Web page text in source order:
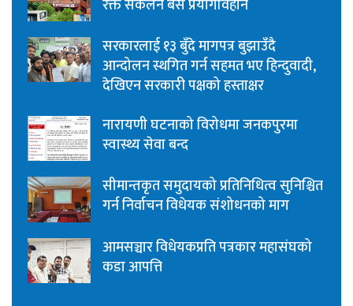
रक्त संकलन बस प्रयोगविहीन
सरकारलाई १३ बुँदे मागपत्र बुझाउँदै
आन्दोलन स्थगित गर्न सहमत भए हिन्दुवादी,
देखिएन सरकारी पक्षको हस्ताक्षर
नारायणी घटनाको विरोधमा जनकपुरमा
स्वास्थ्य सेवा बन्द
सीमान्तकृत समुदायको प्रतिनिधित्व सुनिश्चित
गर्न निर्वाचन विधेयक संशोधनको माग
आमसञ्चार विधेयकप्रति पत्रकार महासंघको
कडा आपत्ति